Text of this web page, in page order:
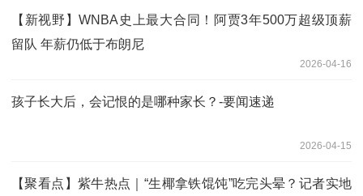
【新视野】WNBA史上最大合同！阿贾3年500万超级顶薪
留队 年薪仍低于布朗尼
2026-04-16
孩子长大后，会记恨的是哪种家长？-要闻速递
2026-04-15
【聚看点】紫牛热点｜“生椰拿铁馄饨”吃完头晕？记者实地